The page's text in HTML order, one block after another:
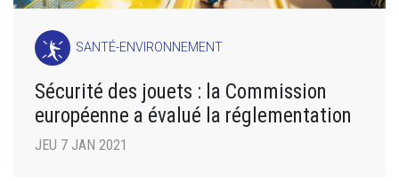
SANTÉ-ENVIRONNEMENT
Sécurité des jouets : la Commission
européenne a évalué la réglementation
JEU 7 JAN 2021